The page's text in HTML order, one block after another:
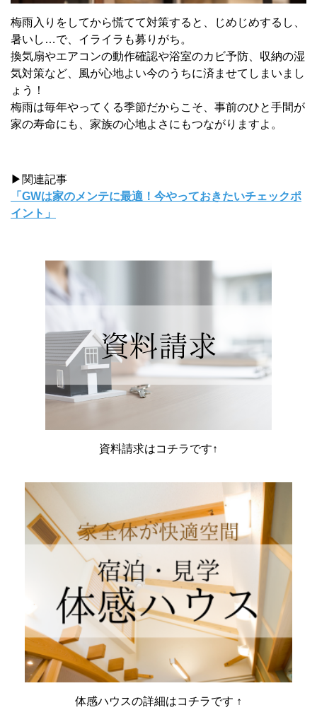
梅雨入りをしてから慌てて対策すると、じめじめするし、
暑いし…で、イライラも募りがち。
換気扇やエアコンの動作確認や浴室のカビ予防、収納の湿
気対策など、風が心地よい今のうちに済ませてしまいまし
ょう！
梅雨は毎年やってくる季節だからこそ、事前のひと手間が
家の寿命にも、家族の心地よさにもつながりますよ。
▶関連記事
「GWは家のメンテに最適！今やっておきたいチェックポ
イント」
資料請求はコチラです↑
体感ハウスの詳細はコチラです ↑